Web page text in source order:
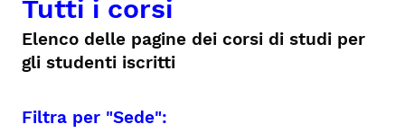
Tutti i corsi
Elenco delle pagine dei corsi di studi per
gli studenti iscritti
Filtra per "Sede":